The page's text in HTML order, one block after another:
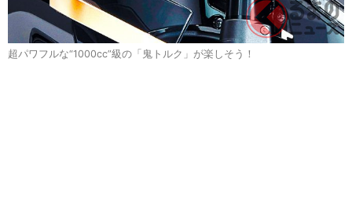
超パワフルな“1000cc”級の「鬼トルク」が楽しそう！